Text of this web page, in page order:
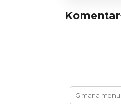
Komentar